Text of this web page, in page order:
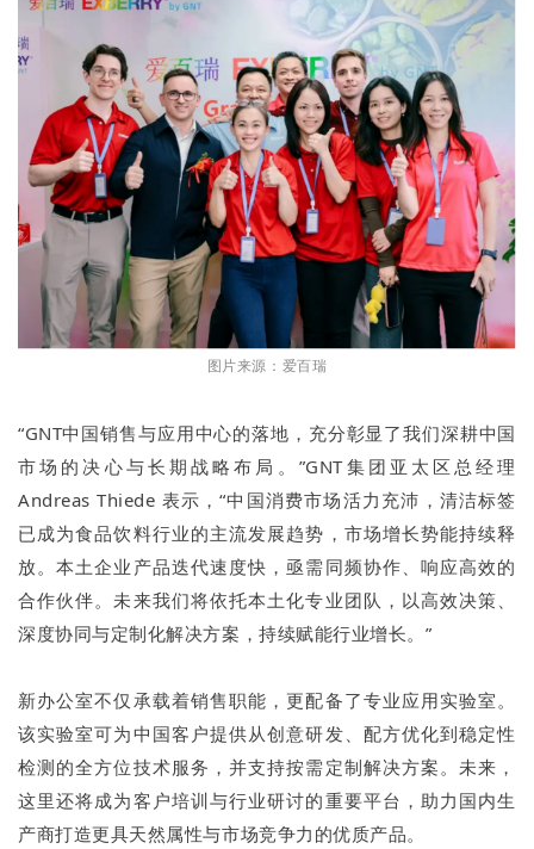
图片来源：爱百瑞
“GNT中国销售与应用中心的落地，充分彰显了我们深耕中国
市场的决心与长期战略布局。”GNT集团亚太区总经理
Andreas Thiede 表示，“中国消费市场活力充沛，清洁标签
已成为食品饮料行业的主流发展趋势，市场增长势能持续释
放。本土企业产品迭代速度快，亟需同频协作、响应高效的
合作伙伴。未来我们将依托本土化专业团队，以高效决策、
深度协同与定制化解决方案，持续赋能行业增长。”
新办公室不仅承载着销售职能，更配备了专业应用实验室。
该实验室可为中国客户提供从创意研发、配方优化到稳定性
检测的全方位技术服务，并支持按需定制解决方案。未来，
这里还将成为客户培训与行业研讨的重要平台，助力国内生
产商打造更具天然属性与市场竞争力的优质产品。